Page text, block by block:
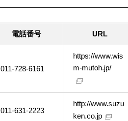
電話番号 URL
011-728-6161
https://www.wis
m-mutoh.jp/
011-631-2223
http://www.suzu
ken.co.jp